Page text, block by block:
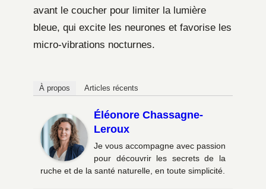
avant le coucher pour limiter la lumière
bleue, qui excite les neurones et favorise les
micro-vibrations nocturnes.
À propos Articles récents
Éléonore Chassagne-
Leroux
Je vous accompagne avec passion
pour découvrir les secrets de la
ruche et de la santé naturelle, en toute simplicité.